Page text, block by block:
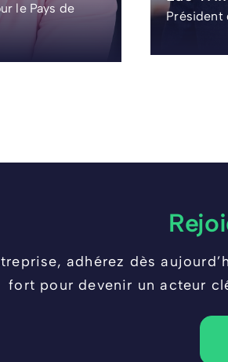
Secrétaire
fort pour devenir un acteur